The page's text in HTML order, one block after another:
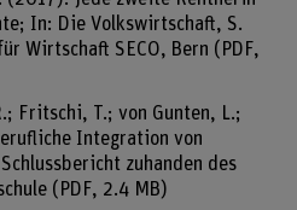
In: Die Volkswirtschaft, S.
Wirtschaft SECO, Bern (PDF,
Fritschi, T.; von Gunten, L.;
Integration von
zuhanden des
(PDF, 2.4 MB)